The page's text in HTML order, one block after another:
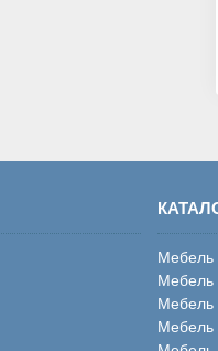
Мебель
Мебель
Мебель
Мебель